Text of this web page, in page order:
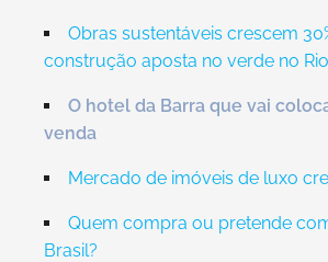
Obras sustentáveis crescem
construção aposta no verde no Rio
O hotel da Barra que vai
venda
Mercado de imóveis de luxo
Quem compra ou pretende
Brasil?